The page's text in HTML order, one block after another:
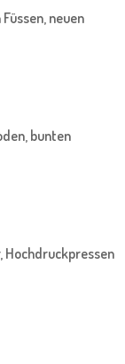
neuen
bunten
Hochdruckpressen